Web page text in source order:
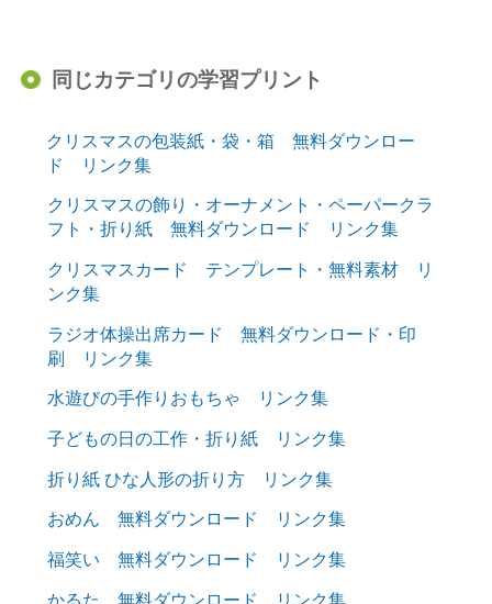
同じカテゴリの学習プリント
クリスマスの包装紙・袋・箱 無料ダウンロー
ド リンク集
クリスマスの飾り・オーナメント・ペーパークラ
フト・折り紙 無料ダウンロード リンク集
クリスマスカード テンプレート・無料素材 リ
ンク集
ラジオ体操出席カード 無料ダウンロード・印
刷 リンク集
水遊びの手作りおもちゃ リンク集
子どもの日の工作・折り紙 リンク集
折り紙 ひな人形の折り方 リンク集
おめん 無料ダウンロード リンク集
福笑い 無料ダウンロード リンク集
かるた 無料ダウンロード リンク集